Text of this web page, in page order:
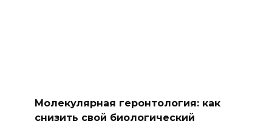
Молекулярная геронтология: как
снизить свой биологический